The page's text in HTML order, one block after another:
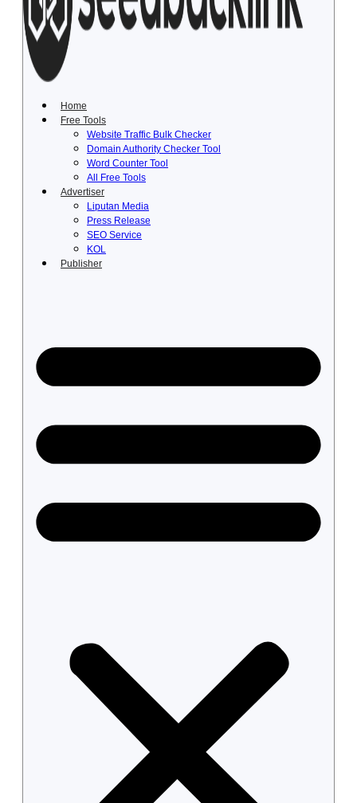
Lewati
konten
Home
Free Tools
Website Traffic Bulk Checker
Domain Authority Checker Tool
Word Counter Tool
All Free Tools
Advertiser
Liputan Media
Press Release
SEO Service
KOL
Publisher